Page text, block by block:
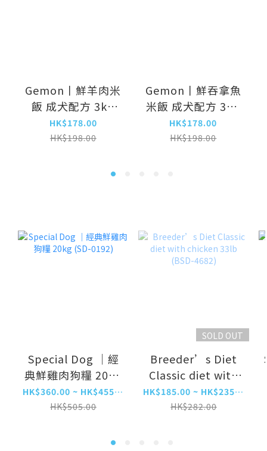
Gemon丨鮮羊肉米
飯 成犬配方 3kg
(GEM-6111)
HK$178.00
HK$198.00
Gemon丨鮮吞拿魚
米飯 成犬配方 3kg
(GEM-6098)
HK$178.00
HK$198.00
Special Dog ｜經
典鮮雞肉狗糧 20kg
(SD-0192)
HK$360.00 ~ HK$455.00
HK$505.00
SOLD OUT
Breeder’s Diet
Classic diet with
chicken 33lb
(BSD-4682)
HK$185.00 ~ HK$235.00
HK$282.00